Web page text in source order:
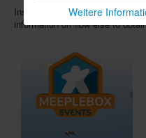
Instructions in different
information on how else to
Weitere